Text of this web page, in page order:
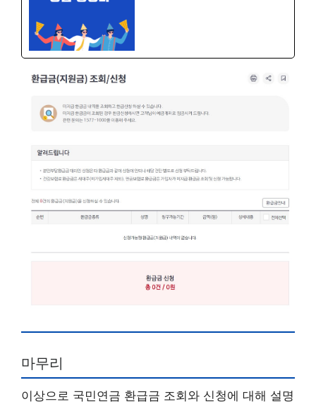
마무리
이상으로 국민연금 환급금 조회와 신청에 대해 설명